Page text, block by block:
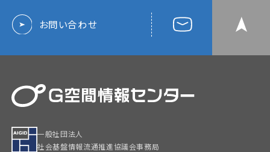
お問い合わせ
一般社団法人
社会基盤情報流通推進協議会事務局